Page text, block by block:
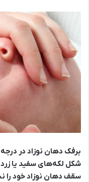
برفک دهان نوزاد در
شکل لکه‌های سفید یا
سقف دهان نوزاد خود